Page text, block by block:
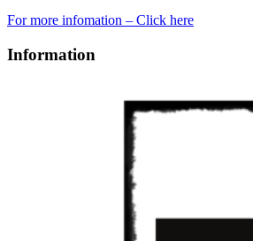
For more infomation – Click here
Information